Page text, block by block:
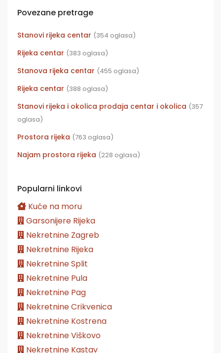
Povezane pretrage
Stanovi rijeka centar (354 oglasa)
Rijeka centar (383 oglasa)
Stanova rijeka centar (455 oglasa)
Rijeka centar (388 oglasa)
Stanovi rijeka i okolica prodaja centar i okolica (357
oglasa)
Prostora rijeka (763 oglasa)
Najam prostora rijeka (228 oglasa)
Popularni linkovi
Kuće na moru
Garsonijere Rijeka
Nekretnine Zagreb
Nekretnine Rijeka
Nekretnine Split
Nekretnine Pula
Nekretnine Pag
Nekretnine Crikvenica
Nekretnine Kostrena
Nekretnine Viškovo
Nekretnine Kastav